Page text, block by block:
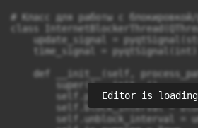
# Класс для работы с
class
update_signal =
time_signal =
def __init__(self,
        super().__init__()
self.process_path =
self.block_interval =
self.unblock_interval =
Editor is